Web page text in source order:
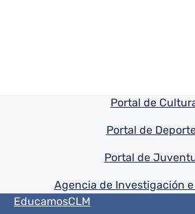
Pie de paginaPortal de
Portal de
Portal de
Agencia de Investigación
Menú del pie
EducamosCLM